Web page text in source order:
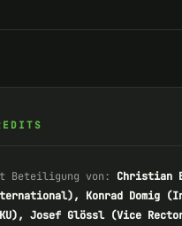
Beteiligung von:
Christian
Konrad Domig
Josef Glössl (Vice